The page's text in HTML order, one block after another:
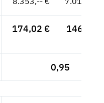
174,02 € 146,24 €
0,95